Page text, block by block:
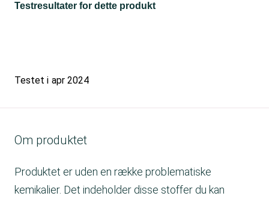
Testresultater for dette produkt
Testet i apr 2024
Om produktet
Produktet er uden en række problematiske
kemikalier. Det indeholder disse stoffer du kan